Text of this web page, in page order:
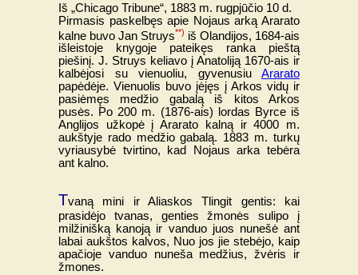
Iš „Chicago Tribune“, 1883 m. rugpjūčio 10 d.
Pirmasis paskelbęs apie Nojaus arką Ararato
kalne buvo Jan Struys**) iš Olandijos, 1684-ais
išleistoje knygoje pateikęs ranka pieštą
piešinį. J. Struys keliavo į Anatoliją 1670-ais ir
kalbėjosi su vienuoliu, gyvenusiu Ararato
papėdėje. Vienuolis buvo įėjęs į Arkos vidų ir
pasiėmęs medžio gabalą iš kitos Arkos
pusės. Po 200 m. (1876-ais) lordas Byrce iš
Anglijos užkopė į Ararato kalną ir 4000 m.
aukštyje rado medžio gabalą. 1883 m. turkų
vyriausybė tvirtino, kad Nojaus arka tebėra
ant kalno.
Tvaną mini ir Aliaskos Tlingit gentis: kai
prasidėjo tvanas, genties žmonės sulipo į
milžinišką kanoją ir vanduo juos nunešė ant
labai aukštos kalvos, Nuo jos jie stebėjo, kaip
apačioje vanduo nuneša medžius, žvėris ir
žmones.